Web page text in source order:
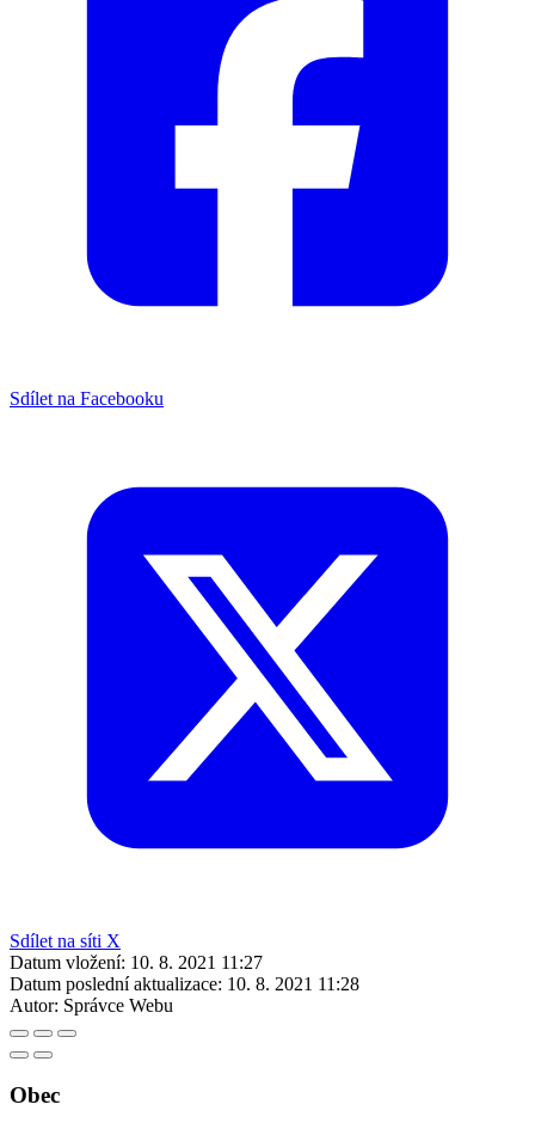
Sdílet na Facebooku
Sdílet na síti X
Datum vložení: 10. 8. 2021 11:27
Datum poslední aktualizace: 10. 8. 2021 11:28
Autor: Správce Webu
Obec